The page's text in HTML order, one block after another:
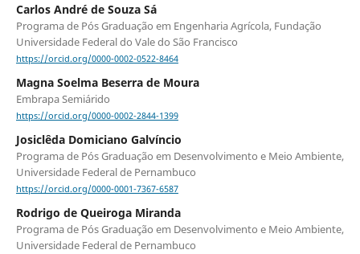
Carlos André de Souza Sá
Programa de Pós Graduação em Engenharia Agrícola, Fundação
Universidade Federal do Vale do São Francisco
https://orcid.org/0000-0002-0522-8464
Magna Soelma Beserra de Moura
Embrapa Semiárido
https://orcid.org/0000-0002-2844-1399
Josiclêda Domiciano Galvíncio
Programa de Pós Graduação em Desenvolvimento e Meio Ambiente,
Universidade Federal de Pernambuco
https://orcid.org/0000-0001-7367-6587
Rodrigo de Queiroga Miranda
Programa de Pós Graduação em Desenvolvimento e Meio Ambiente,
Universidade Federal de Pernambuco